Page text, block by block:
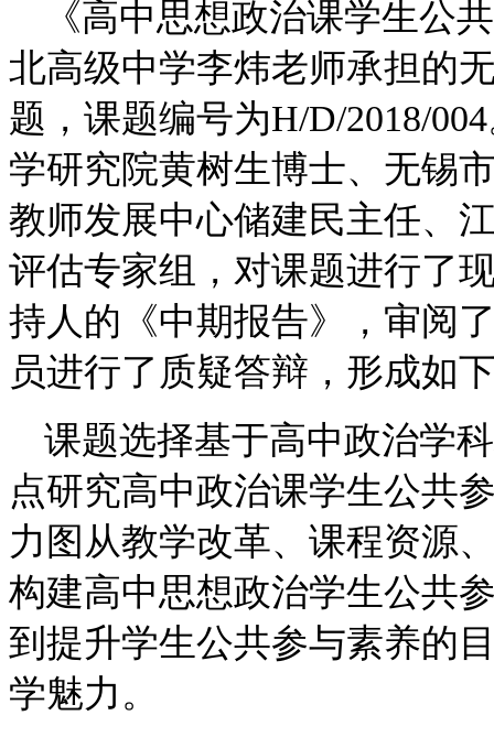
《高中思想政治课学生公
北高级中学李炜老师承担的
题，课题编号为H/D/2018/
学研究院黄树生博士、无锡
教师发展中心储建民主任、
评估专家组，对课题进行了
持人的《中期报告》，审阅
员进行了质疑答辩，形成如
课题选择基于高中政治学
点研究高中政治课学生公共
力图从教学改革、课程资源
构建高中思想政治学生公共
到提升学生公共参与素养的
学魅力。